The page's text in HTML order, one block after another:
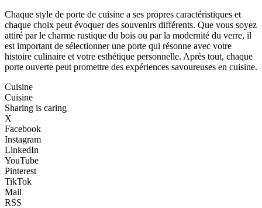
Chaque style de porte de cuisine a ses propres caractéristiques et
chaque choix peut évoquer des souvenirs différents. Que vous soyez
attiré par le charme rustique du bois ou par la modernité du verre, il
est important de sélectionner une porte qui résonne avec votre
histoire culinaire et votre esthétique personnelle. Après tout, chaque
porte ouverte peut promettre des expériences savoureuses en cuisine.
Cuisine
Cuisine
Sharing is caring
X
Facebook
Instagram
LinkedIn
YouTube
Pinterest
TikTok
Mail
RSS